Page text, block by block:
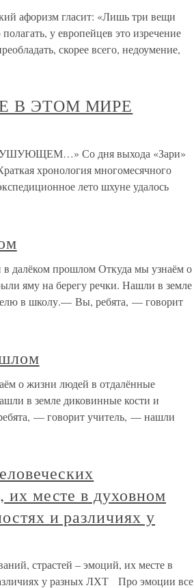
афоризм гласит: «Лишь три вещи
у европейцев это изречение
скорее всего, недоумение,
В ЭТОМ МИРЕ
Со дня выхода «Зари»
хронология многомесячного
лето шхуне удалось
далёком прошлом Откуда мы узнаём о
яму на берегу речки. Нашли в земле
в школу.— Вы, ребята, — говорит
о жизни людей в отдалённые
в земле диковинные кости и
— говорит учитель, — нашли
их месте в духовном
и различиях у
страстей – эмоций, их месте в
у разных ЛХТ Про эмоции все